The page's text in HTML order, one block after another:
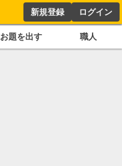
新規登録 ログイン
お題を出す 職人